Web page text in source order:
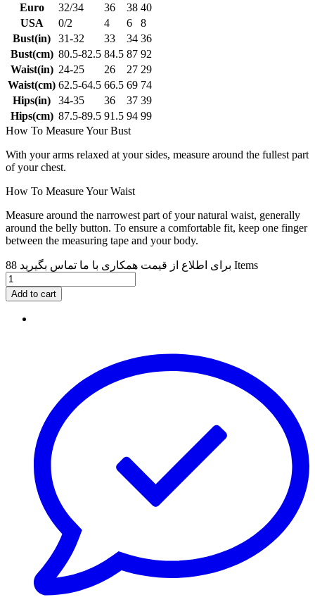
Euro
32/34 36 38 40
USA
0/2 4 6
8
Bust(in)
31-32 33 34 36
Bust(cm) 80.5-82.5 84.5 87 92
Waist(in) 24-25 26 27 29
Waist(cm) 62.5-64.5 66.5 69 74
Hips(in)
34-35 36 37 39
Hips(cm) 87.5-89.5 91.5 94 99
How To Measure Your Bust
With your arms relaxed at your sides, measure around the fullest part
of your chest.
How To Measure Your Waist
Measure around the narrowest part of your natural waist, generally
around the belly button. To ensure a comfortable fit, keep one finger
between the measuring tape and your body.
برای اطلاع از قیمت همکاری با ما تماس بگیرید 88 Items
Add to cart